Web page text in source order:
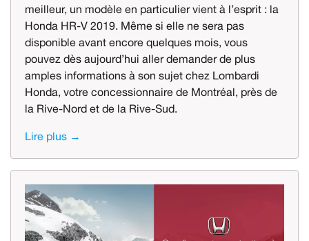
meilleur, un modèle en particulier vient à l’esprit : la
Honda HR-V 2019. Même si elle ne sera pas
disponible avant encore quelques mois, vous
pouvez dès aujourd’hui aller demander de plus
amples informations à son sujet chez Lombardi
Honda, votre concessionnaire de Montréal, près de
la Rive-Nord et de la Rive-Sud.
Lire plus →